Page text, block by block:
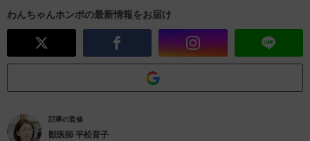
わんちゃんホンポの最新情報をお届け
記事の監修
獣医師 平松育子